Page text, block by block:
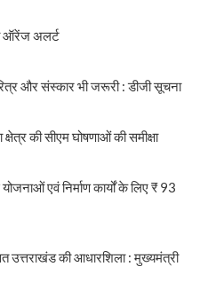
ऑरेंज अलर्ट
और संस्कार भी जरूरी : डीजी सूचना
की सीएम घोषणाओं की समीक्षा
एवं निर्माण कार्यों के लिए ₹ 93
उत्तराखंड की आधारशिला : मुख्यमंत्री